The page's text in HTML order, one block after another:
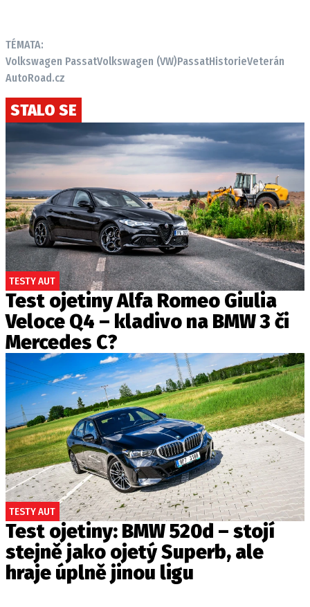
TÉMATA:
Volkswagen PassatVolkswagen (VW)PassatHistorieVeterán
AutoRoad.cz
STALO SE
TESTY AUT
Test ojetiny Alfa Romeo Giulia
Veloce Q4 – kladivo na BMW 3 či
Mercedes C?
TESTY AUT
Test ojetiny: BMW 520d – stojí
stejně jako ojetý Superb, ale
hraje úplně jinou ligu